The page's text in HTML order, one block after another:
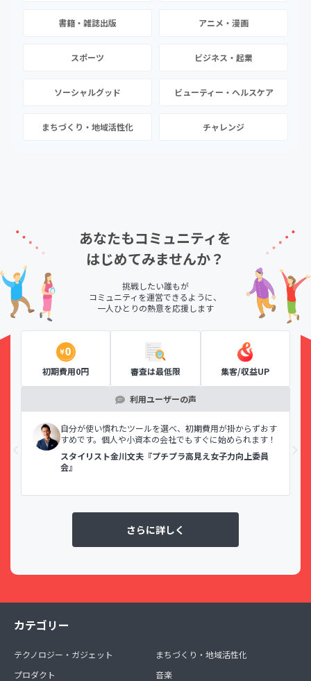
書籍・雑誌出版 アニメ・漫画
スポーツ ビジネス・起業
ソーシャルグッド ビューティー・ヘルスケア
まちづくり・地域活性化 チャレンジ
あなたもコミュニティを
はじめてみませんか？
挑戦したい誰もが
コミュニティを運営できるように、
一人ひとりの熱意を応援します
初期費用0円 審査は最低限 集客/収益UP
利用ユーザーの声
自分が使い慣れたツールを選べ、初期費用が掛からずおす
すめです。個人や小資本の会社でもすぐに始められます！
スタイリスト金川文夫『プチプラ高見え女子力向上委員
会』
さらに詳しく
カテゴリー
テクノロジー・ガジェット
プロダクト
まちづくり・地域活性化
音楽